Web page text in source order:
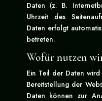
Daten (z. B.
Uhrzeit des
Daten erfolgt
betreten.
Wofür nutzen
Ein Teil der Daten
Bereitstellung der
Daten können zur